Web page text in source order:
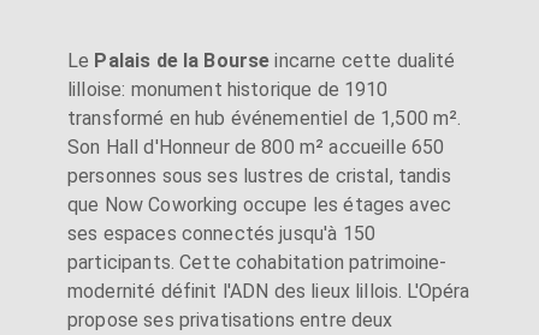
Le Palais de la Bourse incarne cette dualité
lilloise: monument historique de 1910
transformé en hub événementiel de 1,500 m².
Son Hall d'Honneur de 800 m² accueille 650
personnes sous ses lustres de cristal, tandis
que Now Coworking occupe les étages avec
ses espaces connectés jusqu'à 150
participants. Cette cohabitation patrimoine-
modernité définit l'ADN des lieux lillois. L'Opéra
propose ses privatisations entre deux